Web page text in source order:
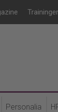
Personalia